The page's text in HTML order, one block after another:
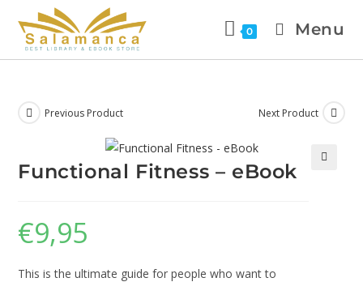
0 Menu
Previous Product Next Product
Functional Fitness – eBook
€9,95
This is the ultimate guide for people who want to